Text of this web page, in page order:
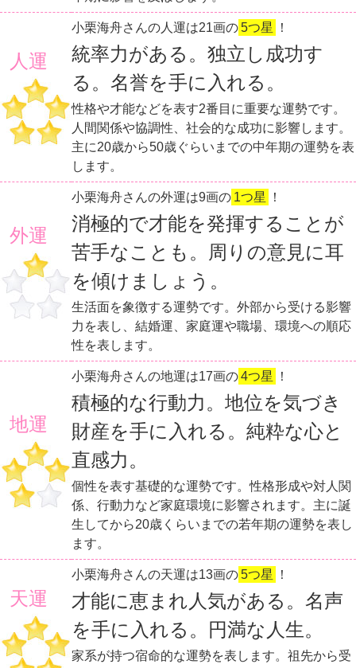
人運
小栗海舟さんの人運は21画の5つ星 ！
統率力がある。独立し成功す
る。名誉を手に入れる。
性格や才能などを表す2番目に重要な運勢です。
人間関係や協調性、社会的な成功に影響します。
主に20歳から50歳ぐらいまでの中年期の運勢を表
します。
外運
小栗海舟さんの外運は9画の 1つ星 ！
消極的で才能を発揮することが
苦手なことも。周りの意見に耳
を傾けましょう。
生活面を象徴する運勢です。外部から受ける影響
力を表し、結婚運、家庭運や職場、環境への順応
性を表します。
地運
小栗海舟さんの地運は17画の4つ星 ！
積極的な行動力。地位を気づき
財産を手に入れる。純粋な心と
直感力。
個性を表す基礎的な運勢です。性格形成や対人関
係、行動力など家庭環境に影響されます。主に誕
生してから20歳くらいまでの若年期の運勢を表し
ます。
天運
小栗海舟さんの天運は13画の5つ星 ！
才能に恵まれ人気がある。名声
を手に入れる。円満な人生。
家系が持つ宿命的な運勢を表します。祖先から受